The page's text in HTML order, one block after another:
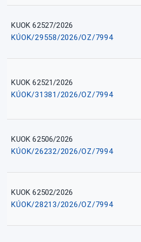
KUOK 62527/2026
KÚOK/29558/2026/OZ/7994
KUOK 62521/2026
KÚOK/31381/2026/OZ/7994
KUOK 62506/2026
KÚOK/26232/2026/OZ/7994
KUOK 62502/2026
KÚOK/28213/2026/OZ/7994